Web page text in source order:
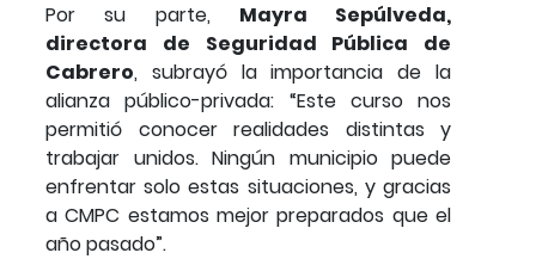
Por su parte, Mayra Sepúlveda,
directora de Seguridad Pública de
Cabrero, subrayó la importancia de la
alianza público-privada: “Este curso nos
permitió conocer realidades distintas y
trabajar unidos. Ningún municipio puede
enfrentar solo estas situaciones, y gracias
a CMPC estamos mejor preparados que el
año pasado”.